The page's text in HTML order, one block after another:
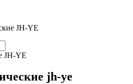
JH-YE
jh-ye